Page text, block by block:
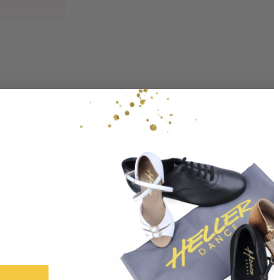
Co říkají naši zákazníci
Buďte první, kdo napíše recenzi
Napsat recenzi